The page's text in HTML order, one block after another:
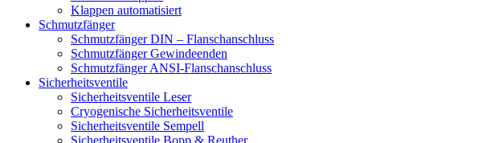
Klappen automatisiert
Schmutzfänger
Schmutzfänger DIN – Flanschanschluss
Schmutzfänger Gewindeenden
Schmutzfänger ANSI-Flanschanschluss
Sicherheitsventile
Sicherheitsventile Leser
Cryogenische Sicherheitsventile
Sicherheitsventile Sempell
Sicherheitsventile Bopp & Reuther